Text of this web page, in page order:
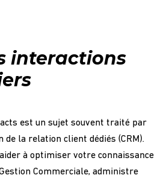
interactions
est un sujet souvent traité par
de la relation client dédiés (CRM).
à optimiser votre connaissance
Commerciale, administre